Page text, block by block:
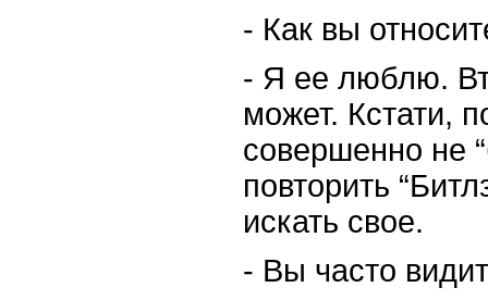
- Как вы
- Я ее люблю.
может. Кстати,
совершенно не
повторить
искать свое.
- Вы часто